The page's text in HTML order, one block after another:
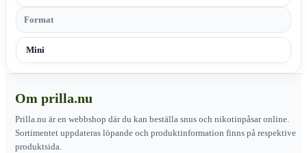
Format
Mini
Om prilla.nu
Prilla.nu är en webbshop där du kan beställa snus och nikotinpåsar online.
Sortimentet uppdateras löpande och produktinformation finns på respektive
produktsida.